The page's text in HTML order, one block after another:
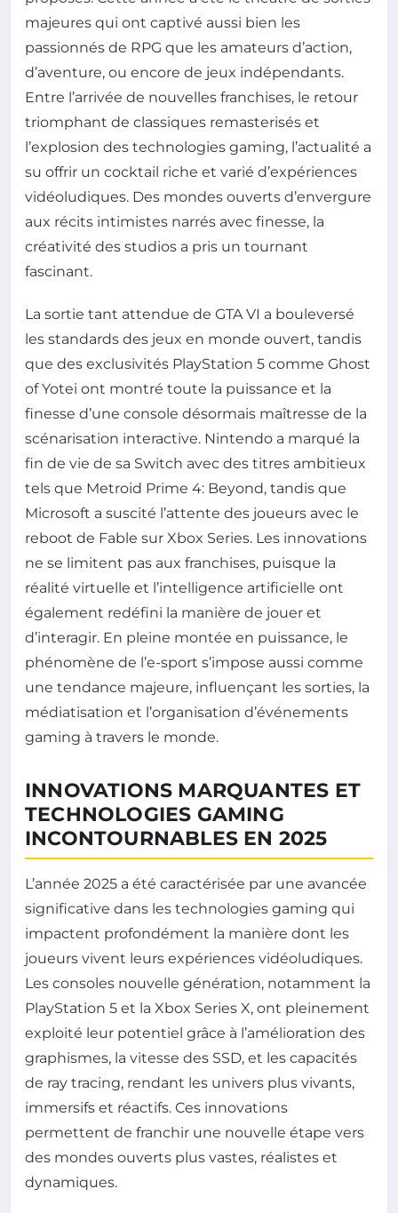
majeures qui ont captivé aussi bien les
passionnés de RPG que les amateurs d’action,
d’aventure, ou encore de jeux indépendants.
Entre l’arrivée de nouvelles franchises, le retour
triomphant de classiques remasterisés et
l’explosion des technologies gaming, l’actualité a
su offrir un cocktail riche et varié d’expériences
vidéoludiques. Des mondes ouverts d’envergure
aux récits intimistes narrés avec finesse, la
créativité des studios a pris un tournant
fascinant.
La sortie tant attendue de GTA VI a bouleversé
les standards des jeux en monde ouvert, tandis
que des exclusivités PlayStation 5 comme Ghost
of Yotei ont montré toute la puissance et la
finesse d’une console désormais maîtresse de la
scénarisation interactive. Nintendo a marqué la
fin de vie de sa Switch avec des titres ambitieux
tels que Metroid Prime 4: Beyond, tandis que
Microsoft a suscité l’attente des joueurs avec le
reboot de Fable sur Xbox Series. Les innovations
ne se limitent pas aux franchises, puisque la
réalité virtuelle et l’intelligence artificielle ont
également redéfini la manière de jouer et
d’interagir. En pleine montée en puissance, le
phénomène de l’e-sport s’impose aussi comme
une tendance majeure, influençant les sorties, la
médiatisation et l’organisation d’événements
gaming à travers le monde.
INNOVATIONS MARQUANTES ET
TECHNOLOGIES GAMING
INCONTOURNABLES EN 2025
L’année 2025 a été caractérisée par une avancée
significative dans les technologies gaming qui
impactent profondément la manière dont les
joueurs vivent leurs expériences vidéoludiques.
Les consoles nouvelle génération, notamment la
PlayStation 5 et la Xbox Series X, ont pleinement
exploité leur potentiel grâce à l’amélioration des
graphismes, la vitesse des SSD, et les capacités
de ray tracing, rendant les univers plus vivants,
immersifs et réactifs. Ces innovations
permettent de franchir une nouvelle étape vers
des mondes ouverts plus vastes, réalistes et
dynamiques.